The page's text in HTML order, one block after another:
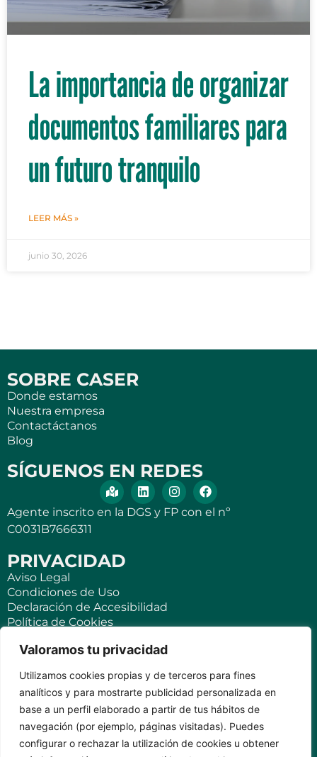
Valoramos tu privacidad
Utilizamos cookies propias y de terceros para fines
analíticos y para mostrarte publicidad personalizada en
base a un perfil elaborado a partir de tus hábitos de
navegación (por ejemplo, páginas visitadas). Puedes
configurar o rechazar la utilización de cookies u obtener
La importancia de organizar
documentos familiares para
un futuro tranquilo
LEER MÁS »
junio 30, 2026
SOBRE CASER
Donde estamos
Nuestra empresa
Contactáctanos
Blog
SÍGUENOS EN REDES
Agente inscrito en la DGS y FP con el nº
C0031B7666311
PRIVACIDAD
Aviso Legal
Condiciones de Uso
Declaración de Accesibilidad
Política de Cookies
SEGUROS
Para ti
Negocios y PYMES
Seguro de viaje
Seguro para Viviendas Vacacionales
Seguro para teléfonos móviles